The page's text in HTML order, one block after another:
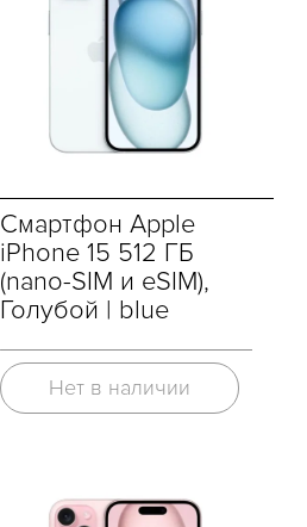
Смартфон Apple
iPhone 15 512 ГБ
(nano-SIM и eSIM),
Голубой | blue
Нет в наличии